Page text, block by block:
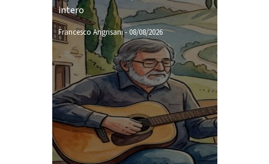
intero
Francesco Angrisani-08/08/2026